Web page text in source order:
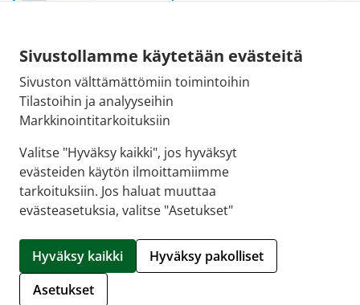
Sivustollamme käytetään evästeitä
Sivuston välttämättömiin toimintoihin
Tilastoihin ja analyyseihin
Markkinointitarkoituksiin
Valitse "Hyväksy kaikki", jos hyväksyt
evästeiden käytön ilmoittamiimme
tarkoituksiin. Jos haluat muuttaa
evästeasetuksia, valitse "Asetukset"
Hyväksy kaikki
Hyväksy pakolliset
Asetukset
Sähköpostiosoite:
kirjaamo@fimea.fi
Fimean vaihde:
029 522 3341
Hallitse evästeitä